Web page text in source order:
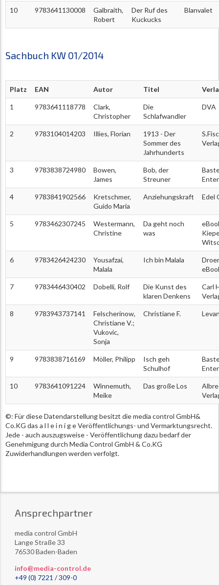
10 9783641130008
Galbraith,
Robert
Der Ruf des
Kuckucks
Blanvalet
Sachbuch KW 01/2014
Platz EAN Autor Titel
1 9783641118778
Clark,
Christopher
Die
Schlafwandler
DVA
2 9783104014203 Illies, Florian
1913 - Der
Sommer des
Jahrhunderts
3 9783838724980
Bowen,
James
Bob, der
Streuner
4 9783841902566
Kretschmer,
Guido Maria
Anziehungskraft Edel
5 9783462307245
Westermann,
Christine
Da geht noch
was
6 9783426424230
Yousafzai,
Malala
Ich bin Malala
7 9783446430402 Dobelli, Rolf
Die Kunst des
klaren Denkens
Carl
8 9783943737141
Felscherinow,
Christiane V.;
Vukovic,
Sonja
Christiane F.
9 9783838716169 Möller, Philipp
Isch geh
Schulhof
10 9783641091224
Winnemuth,
Meike
Das große Los
©: Für diese Datendarstellung besitzt die media control GmbH&
Co.KG das a l l e i n i g e Veröffentlichungs- und Vermarktungsrecht.
Jede - auch auszugsweise - Veröffentlichung dazu bedarf der
Genehmigung durch Media Control GmbH & Co.KG
Zuwiderhandlungen werden verfolgt.
Ansprechpartner
media control GmbH
Lange Straße 33
76530 Baden-Baden
info@media-control.de
+49 (0) 7221 / 309-0